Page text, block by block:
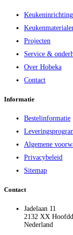
Keukeninrichting
Projecten
Service &
Over Hobeka
Contact
Informatie
Bestelinformatie
Algemene
Privacybeleid
Sitemap
Contact
Jadelaan 11
2132 XX
Nederland